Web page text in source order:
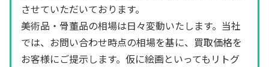
させていただいております。
美術品・骨董品の相場は日々変動いたします。当社
では、お問い合わせ時点の相場を基に、買取価格を
お客様にご提示します。仮に絵画といってもリトグ